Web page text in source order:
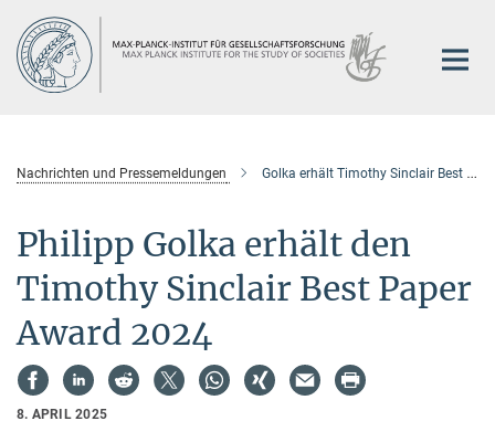
Hauptinhalt
Nachrichten und Pressemeldungen Golka erhält Timothy Sinclair Best Paper Award
Philipp Golka erhält den
Timothy Sinclair Best Paper
Award 2024
8. APRIL 2025